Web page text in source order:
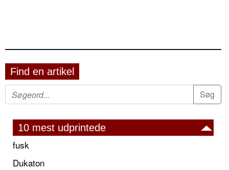
Find en artikel
10 mest udprintede
fusk
Dukaton